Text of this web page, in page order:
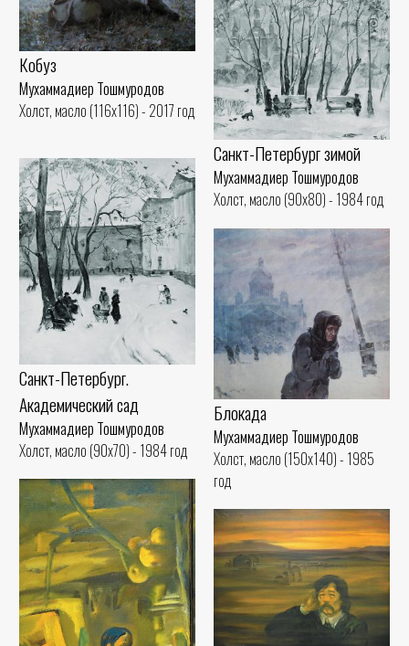
Кобуз
Мухаммадиер Тошмуродов
Холст, масло (116x116) - 2017 год
Санкт-Петербург зимой
Мухаммадиер Тошмуродов
Холст, масло (90x80) - 1984 год
Санкт-Петербург.
Академический сад
Мухаммадиер Тошмуродов
Холст, масло (90x70) - 1984 год
Блокада
Мухаммадиер Тошмуродов
Холст, масло (150x140) - 1985
год